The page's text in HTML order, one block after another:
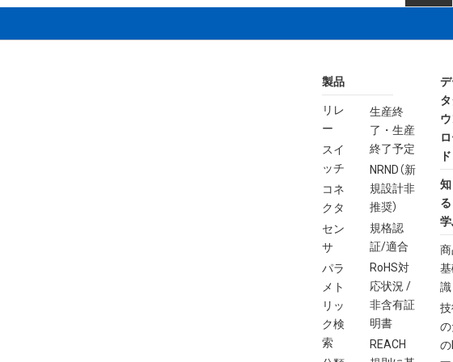
製品
リレ
ー
スイ
ッチ
コネ
クタ
セン
サ
パラ
メト
リッ
ク検
索
生産終
了・生産
終了予定
NRND（新
規設計非
推奨）
規格認
証/適合
RoHS対
応状況 /
非含有証
明書
REACH
ド
知
識
の